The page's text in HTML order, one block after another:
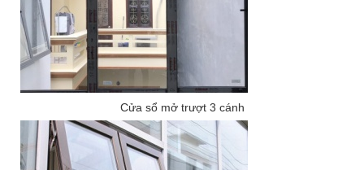
Cửa sổ mở trượt 3 cánh